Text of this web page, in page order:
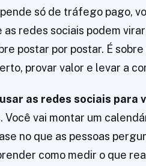
só de tráfego pago,
redes sociais podem
postar por postar. É
provar valor e levar a
as redes sociais para
Você vai montar um
no que as pessoas
como medir o que